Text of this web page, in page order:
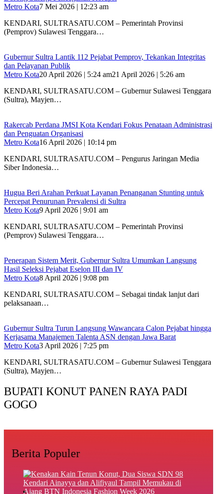
Metro Kota7 Mei 2026 | 12:23 am
KENDARI, SULTRASATU.COM – Pemerintah Provinsi
(Pemprov) Sulawesi Tenggara…
Gubernur Sultra Lantik 112 Pejabat Pemprov, Tekankan Integritas
dan Pelayanan Publik
Metro Kota20 April 2026 | 5:24 am21 April 2026 | 5:26 am
KENDARI, SULTRASATU.COM – Gubernur Sulawesi Tenggara
(Sultra), Mayjen…
Rakercab Perdana JMSI Kota Kendari Fokus Penataan Administrasi
dan Penguatan Organisasi
Metro Kota16 April 2026 | 10:14 pm
KENDARI, SULTRASATU.COM – Pengurus Jaringan Media
Siber Indonesia…
Hugua Beri Arahan Perkuat Layanan Penanganan Stunting untuk
Percepat Penurunan Prevalensi di Sultra
Metro Kota9 April 2026 | 9:01 am
KENDARI, SULTRASATU.COM – Pemerintah Provinsi
(Pemprov) Sulawesi Tenggara…
Penerapan Sistem Merit, Gubernur Sultra Umumkan Langsung
Hasil Seleksi Pejabat Eselon III dan IV
Metro Kota8 April 2026 | 9:08 pm
KENDARI, SULTRASATU.COM – Sebagai tindak lanjut dari
pelaksanaan…
Gubernur Sultra Turun Langsung Wawancara Calon Pejabat hingga
Kerjasama Manajemen Talenta ASN dengan Jawa Barat
Metro Kota3 April 2026 | 7:25 pm
KENDARI, SULTRASATU.COM – Gubernur Sulawesi Tenggara
(Sultra), Mayjen…
BUPATI KONUT PANEN RAYA PADI
GOGO
Berita Populer